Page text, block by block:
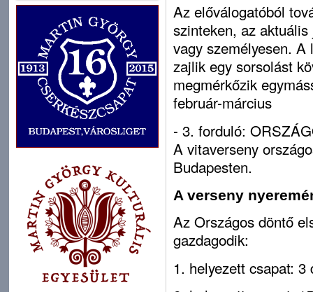
Az előválogatóból
szinteken, az
vagy személyesen. A
zajlik egy sorsolást
megmérkőzik
február-március
- 3. forduló:
A vitaverseny
Budapesten.
A verseny
Az Országos döntő
gazdagodik:
1. helyezett csapat: 3